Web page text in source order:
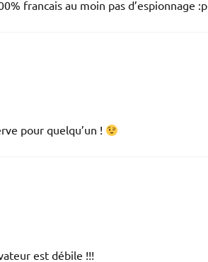
francais au moin pas d’espionnage :p
pour quelqu’un !
est débile !!!